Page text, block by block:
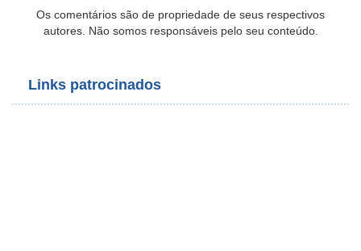
Os comentários são de propriedade de seus respectivos
autores. Não somos responsáveis pelo seu conteúdo.
Links patrocinados